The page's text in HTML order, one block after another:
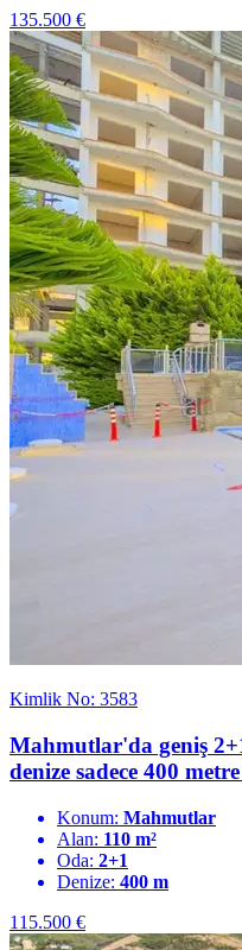
135.500 €
Kimlik No: 3583
Mahmutlar'da geniş
denize sadece 400
Konum: Mahmutlar
Alan: 110 m²
Oda: 2+1
Denize: 400 m
115.500 €